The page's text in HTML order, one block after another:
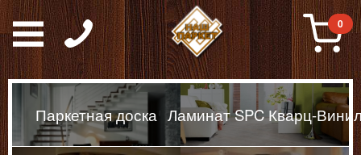
Паркет, Штучный
0
Паркетная доска Ламинат SPC Кварц-